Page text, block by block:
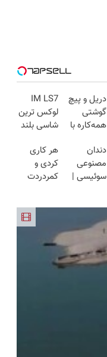
دریل و پیچ
گوشتی
همه‌کاره با
هوشمند ⚙️
(نصف
قیمت بازار
IM LS7
لوکس ترین
شاسی بلند
دندان
مصنوعی
سوئیسی |
ویزیت
رایگان+پرداخت
اقساطی😍
هر کاری
کردی و
کمردردت
پرسشنامه و
دریافت راه
حل